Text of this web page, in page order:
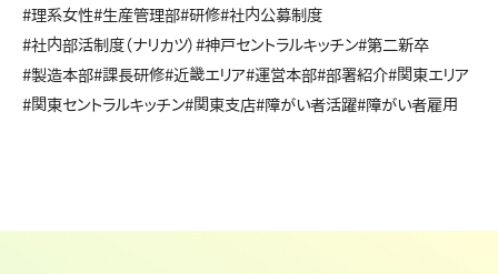
#理系女性#生産管理部#研修#社内公募制度
#社内部活制度（ナリカツ） #神戸セントラルキッチン#第二新卒
#製造本部#課長研修#近畿エリア#運営本部#部署紹介#関東エリア
#関東セントラルキッチン#関東支店#障がい者活躍#障がい者雇用